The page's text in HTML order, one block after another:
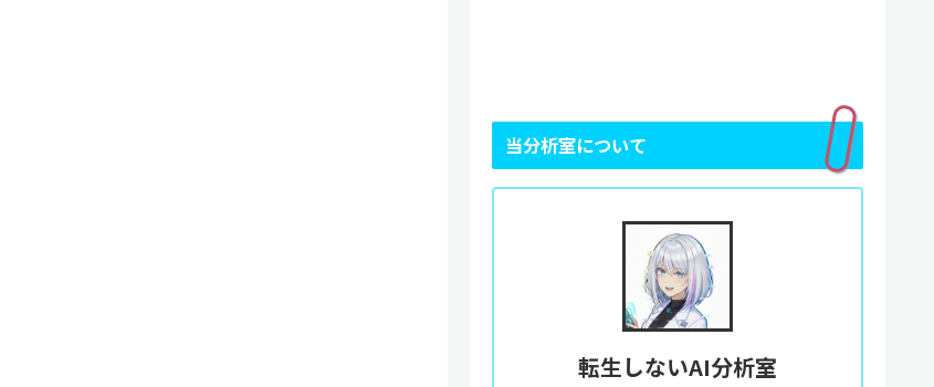
当分析室について
転生しないAI分析室